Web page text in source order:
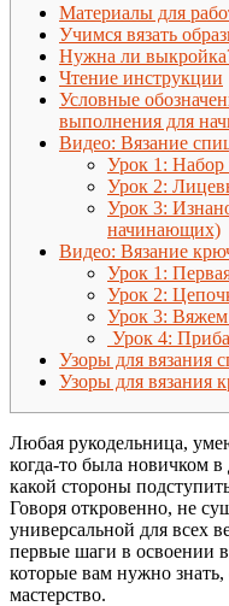
Материалы для
Учимся вязать
Нужна ли
Чтение инструкции
Условные
выполнения для
Видео: Вязание
Урок 1: Набор
Урок 2:
Урок 3:
начинающих)
Видео: Вязание
Урок 1:
Урок 2:
Урок 3: Вяжем
Урок 4:
Узоры для вязания
Узоры для вязания
Любая рукодельница,
когда-то была новичком
какой стороны
Говоря откровенно, не
универсальной для всех
первые шаги в освоении
которые вам нужно
мастерство.